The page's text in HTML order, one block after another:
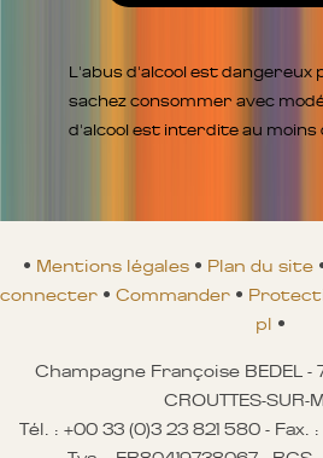
L'abus d'alcool est dangereux
sachez consommer avec
d'alcool est interdite au moins
• Mentions légales • Plan du site
connecter • Commander •
pl •
Champagne Françoise BEDEL -
CROUTTES-SUR-
Tél. : +00 33 (0)3 23 821 580 - Fax.